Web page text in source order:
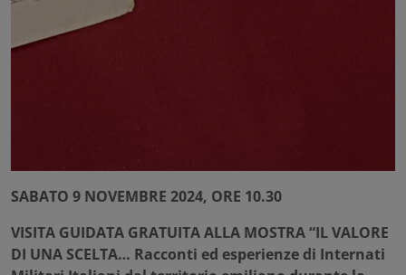
SABATO 9 NOVEMBRE 2024, ORE 10.30
VISITA GUIDATA GRATUITA ALLA MOSTRA “IL VALORE
DI UNA SCELTA… Racconti ed esperienze di Internati